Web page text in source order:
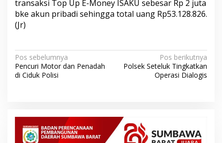
transaksi Top Up E-Money ISAKU sebesar Rp 2 juta
bke akun pribadi sehingga total uang Rp53.128.826.
(Jr)
N
a
g
a
Pos sebelumnya
Pencuri Motor dan Penadah
di Ciduk Polisi
Pos berikutnya
Polsek Seteluk Tingkatkan
Operasi Dialogis